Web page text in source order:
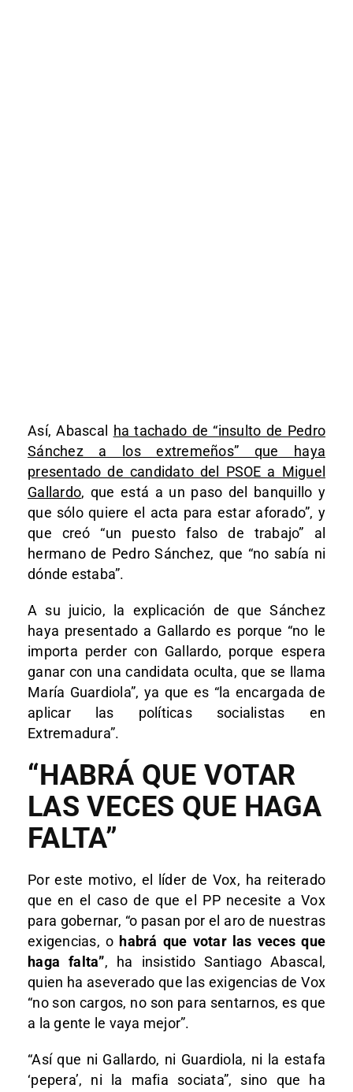
Así, Abascal ha tachado de “insulto de Pedro
Sánchez a los extremeños” que haya
presentado de candidato del PSOE a Miguel
Gallardo, que está a un paso del banquillo y
que sólo quiere el acta para estar aforado”, y
que creó “un puesto falso de trabajo” al
hermano de Pedro Sánchez, que “no sabía ni
dónde estaba”.
A su juicio, la explicación de que Sánchez
haya presentado a Gallardo es porque “no le
importa perder con Gallardo, porque espera
ganar con una candidata oculta, que se llama
María Guardiola”, ya que es “la encargada de
aplicar las políticas socialistas en
Extremadura”.
“HABRÁ QUE VOTAR
LAS VECES QUE HAGA
FALTA”
Por este motivo, el líder de Vox, ha reiterado
que en el caso de que el PP necesite a Vox
para gobernar, “o pasan por el aro de nuestras
exigencias, o habrá que votar las veces que
haga falta”, ha insistido Santiago Abascal,
quien ha aseverado que las exigencias de Vox
“no son cargos, no son para sentarnos, es que
a la gente le vaya mejor”.
“Así que ni Gallardo, ni Guardiola, ni la estafa
‘pepera’, ni la mafia sociata”, sino que ha